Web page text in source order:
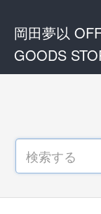
岡田夢以
GOODS